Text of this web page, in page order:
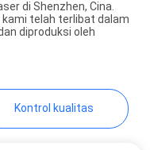
Laser
di Shenzhen, Cina.
kami telah terlibat dalam
diproduksi oleh
Kontrol kualitas